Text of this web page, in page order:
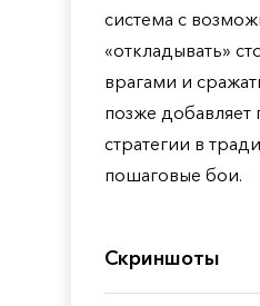
система с
«откладывать»
врагами и
позже добавляет
стратегии в
пошаговые бои.
Скриншоты